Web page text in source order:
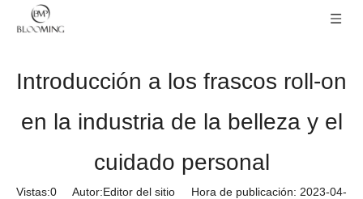
Introducción a los frascos roll-on
en la industria de la belleza y el
cuidado personal
Vistas:0 Autor:Editor del sitio Hora de publicación: 2023-04-